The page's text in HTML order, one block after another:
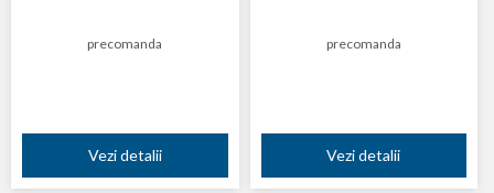
precomanda
Vezi detalii
precomanda
Vezi detalii